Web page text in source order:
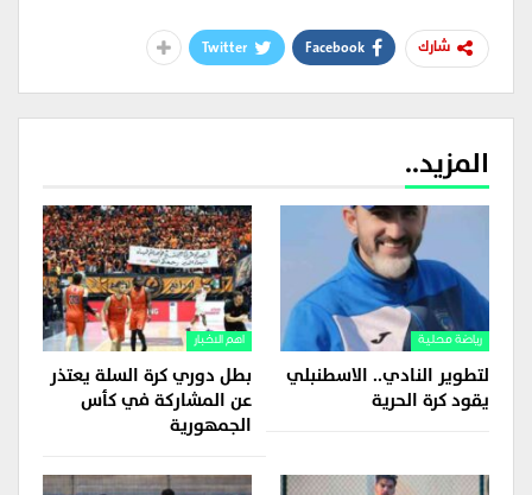
شارك Facebook
Twitter
المزيد..
رياضة محلية
لتطوير النادي.. الاسطنبلي
يقود كرة الحرية
اهم الاخبار
بطل دوري كرة السلة يعتذر
عن المشاركة في كأس
الجمهورية